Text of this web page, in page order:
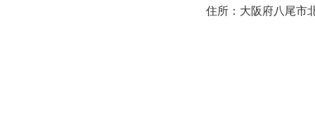
住所：大阪府八尾市